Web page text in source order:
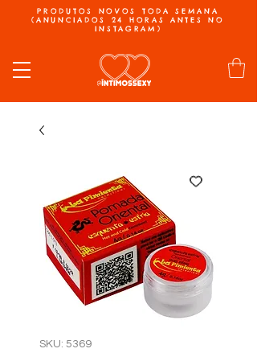
PRODUTOS NOVOS TODA SEMANA
(ANUNCIADOS 24 HORAS ANTES NO
INSTAGRAM)
SKU: 5369